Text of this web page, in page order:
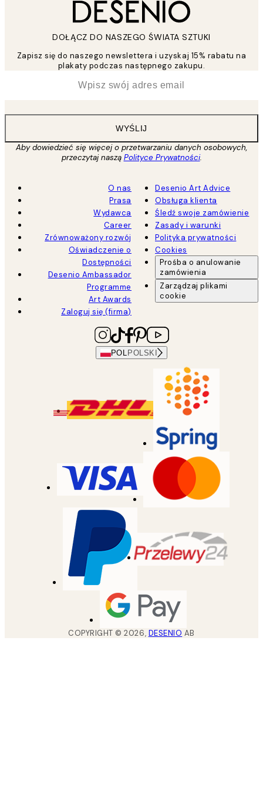
DOŁĄCZ DO NASZEGO ŚWIATA SZTUKI
Zapisz się do naszego newslettera i uzyskaj 15% rabatu na
plakaty podczas następnego zakupu.
WYŚLIJ
Aby dowiedzieć się więcej o przetwarzaniu danych osobowych,
przeczytaj naszą Polityce Prywatności.
O nas
Prasa
Wydawca
Career
Zrównoważony rozwój
Oświadczenie o
Dostępności
Desenio Ambassador
Programme
Art Awards
Zaloguj się (firma)
Desenio Art Advice
Obsługa klienta
Śledź swoje zamówienie
Zasady i warunki
Polityka prywatności
Cookies
Prośba o anulowanie
zamówienia
Zarządzaj plikami
cookie
POL POLSKI
COPYRIGHT ©2026, DESENIO AB